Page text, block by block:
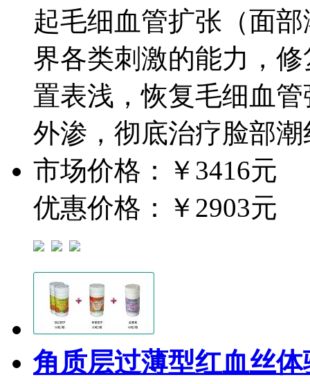
起毛细血管扩张（面
界各类刺激的能力，
置表浅，恢复毛细血
外渗，彻底治疗脸部潮
市场价格：
￥3416元
优惠价格：
￥2903元
角质层过薄型红血丝